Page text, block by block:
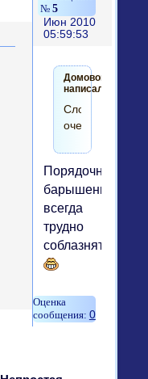
5
Июн 2010
05:59:53
Домовой
написал(а):
Сложно
очень))))))))))
Порядочных
барышень
всегда
трудно
соблазнять
0